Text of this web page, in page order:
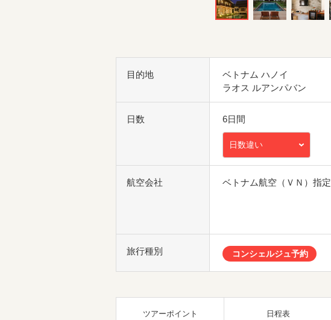
目的地
ベトナム ハノイ
ラオス ルアンパバン
日数 6日間
日数違い
航空会社 ベトナム航空（ＶＮ）指定
旅行種別 コンシェルジュ予約
ツアーポイント 日程表